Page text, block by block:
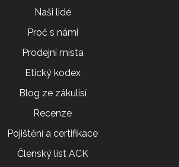
Naši lidé
Proč s námi
Prodejní místa
Etický kodex
Blog ze zákulisí
Recenze
Pojištění a certifikace
Členský list ACK